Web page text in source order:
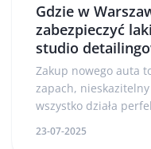
Gdzie w
zabezpieczyć
studio
Zakup nowego auta
zapach,
wszystko działa
23-07-2025